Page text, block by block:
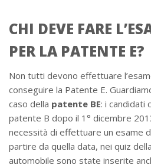
CHI DEVE FARE
PER LA PATENTE E?
Non tutti devono effettuare
conseguire la Patente E.
caso della patente BE: i candidati
patente B dopo il 1° dicembre
necessità di effettuare un esame
partire da quella data, nei quiz
automobile sono state inserite